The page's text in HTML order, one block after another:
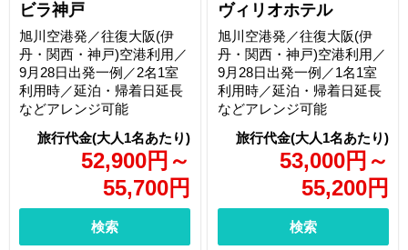
ビラ神戸
52,900円 ～
55,700円
旭川空港発／往復大阪(伊
丹・関西・神戸)空港利用／
9月28日出発一例／2名1室
利用時／延泊・帰着日延長
などアレンジ可能
検索
ヴィリオホテル
53,000円 ～
55,200円
旭川空港発／往復大阪(伊
丹・関西・神戸)空港利用／
9月28日出発一例／1名1室
利用時／延泊・帰着日延長
などアレンジ可能
検索